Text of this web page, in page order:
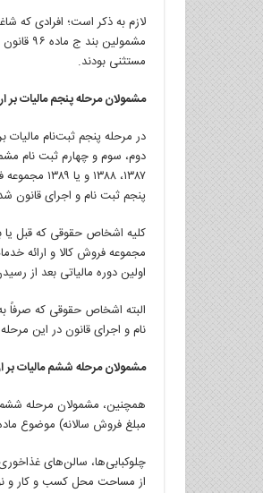
مستثنی بودند.
مشمولان مرحله پنجم مالیات بر
دوم، سوم و چهارم ثبت نام
۱۳۸۷،
پنجم ثبت نام و اجرای قانون
اولین دوره مالیاتی بعد از
نام و اجرای قانون در این
مشمولان مرحله ششم مالیات بر
مبلغ فروش سالانه) موضوع ماده ۹۵ قانون مالیات‌های مستقیم بودند که به فعالیت‌های زیر اشتغال
چلوکبابی‌ها، سالن‌های
از مساحت محل کسب و کار و